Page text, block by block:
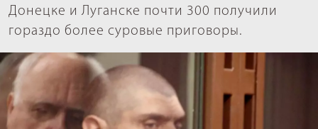
Донецке и Луганске почти 300 получили
гораздо более суровые приговоры.